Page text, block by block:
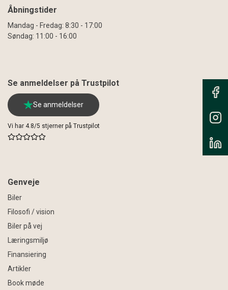
Åbningstider
Mandag - Fredag: 8:30 - 17:00
Søndag: 11:00 - 16:00
Se anmeldelser på Trustpilot
Se anmeldelser
Vi har 4.8/5 stjerner på Trustpilot
Genveje
Biler
Filosofi / vision
Biler på vej
Læringsmiljø
Finansiering
Artikler
Book møde